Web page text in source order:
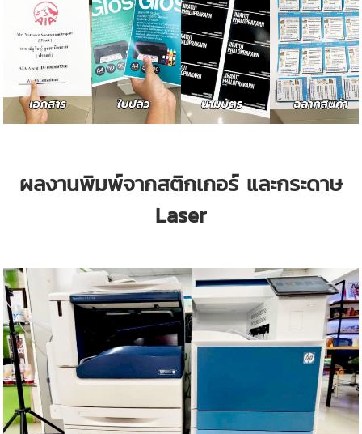
ผลงานพิมพ์จากสติกเกอร์ และกระดาษ
Laser